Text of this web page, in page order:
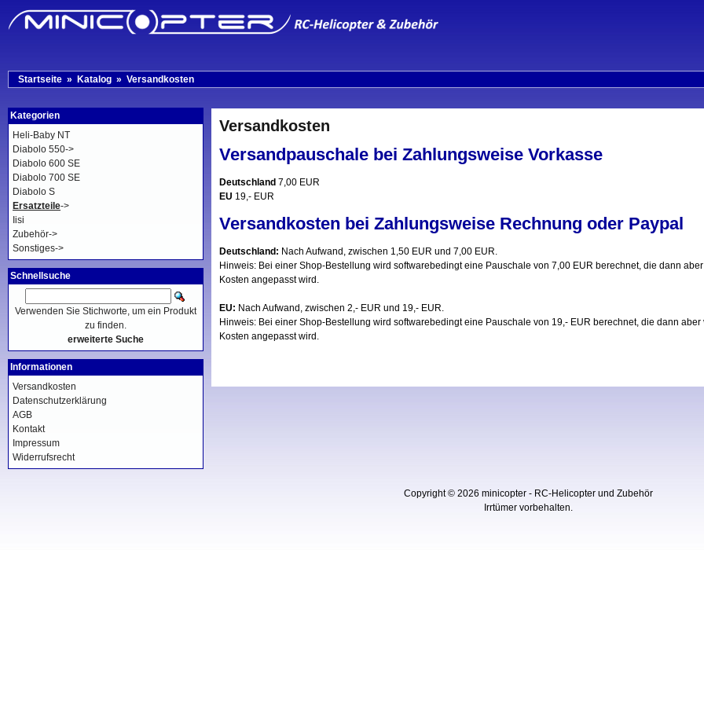
Startseite » Katalog » Versandkosten
Versandkosten
Versandpauschale bei Zahlungsweise Vorkasse
Deutschland 7,00 EUR
EU 19,- EUR
Versandkosten bei Zahlungsweise Rechnung oder Paypal
Deutschland: Nach Aufwand, zwischen 1,50 EUR und 7,00 EUR.
Hinweis: Bei einer Shop-Bestellung wird softwarebedingt eine Pauschale von 7,00 EUR berechnet, die dann
Kosten angepasst wird.
EU: Nach Aufwand, zwischen 2,- EUR und 19,- EUR.
Hinweis: Bei einer Shop-Bestellung wird softwarebedingt eine Pauschale von 19,- EUR berechnet, die dann
Kosten angepasst wird.
Kategorien
Heli-Baby NT
Diabolo 550->
Diabolo 600 SE
Diabolo 700 SE
Diabolo S
Ersatzteile->
Iisi
Zubehör->
Sonstiges->
Schnellsuche
Verwenden Sie Stichworte, um ein Produkt
zu finden.
erweiterte Suche
Informationen
Versandkosten
Datenschutzerklärung
AGB
Kontakt
Impressum
Widerrufsrecht
Copyright © 2026 minicopter - RC-Helicopter und Zubehör
Irrtümer vorbehalten.